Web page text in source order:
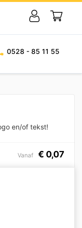
0528 - 85 11 55
en/of tekst!
Vanaf € 0,07